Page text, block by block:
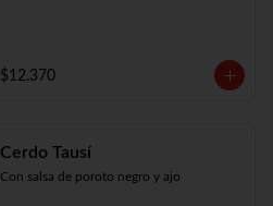
$12.370
Cerdo Tausí
Con salsa de poroto negro y ajo